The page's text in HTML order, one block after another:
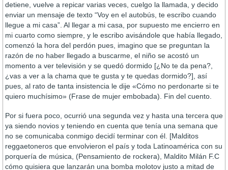
detiene, vuelve a repicar varias veces, cuelgo la llamada, y decido
enviar un mensaje de texto “Voy en el autobús, te escribo cuando
llegue a mi casa”. Al llegar a mi casa, por supuesto me encierro en
mi cuarto como siempre, y le escribo avisándole que había llegado,
comenzó la hora del perdón pues, imagino que se preguntan la
razón de no haber llegado a buscarme, el niño se acostó un
momento a ver televisión y se quedó dormido [¿No te da pena?,
¿vas a ver a la chama que te gusta y te quedas dormido?], así
pues, al rato de tanta insistencia le dije «Cómo no perdonarte si te
quiero muchísimo» (Frase de mujer embobada). Fin del cuento.
Por si fuera poco, ocurrió una segunda vez y hasta una tercera que
ya siendo novios y teniendo en cuenta que tenía una semana que
no se comunicaba conmigo decidí terminar con él. [Malditos
reggaetoneros que envolvieron el país y toda Latinoamérica con su
porquería de música, (Pensamiento de rockera), Maldito Milán F.C
cómo quisiera que lanzarán una bomba molotov justo a mitad de